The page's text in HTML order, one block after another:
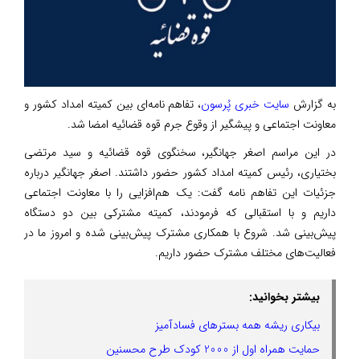
به گزارش سایت خبری پُرسون، تفاهم نامه‌ای بین کمیته امداد کشور و
معاونت اجتماعی و پیشگیر از وقوع جرم قوه قضائیه امضا شد.
در این مراسم اصغر جهانگیر، سخنگوی قوه قضائیه و سید مرتضی
بختیاری، رئیس کمیته امداد کشور حضور داشتند. اصغر جهانگیر درباره
جزئیات این تفاهم نامه گفت: یک هم‌افزایی را با معاونت اجتماعی
داریم و با استقبالی که فرمودند، کمیته مشترکی بین دو دستگاه
پیش‌بینی شد. شروع با همکاری مشترک پیش‌بینی شده و امروز ما در
فعالیت‌های مختلف مشترک حضور داریم.
بیشتر بخوانید:
بیکاری ریشه همه بسترهای فسادآمیز
حمایت همراه اول از 2000 کودک طرح محسنین